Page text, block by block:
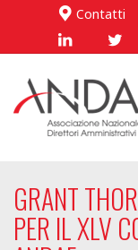
Contatti
GRANT
PER IL XLV